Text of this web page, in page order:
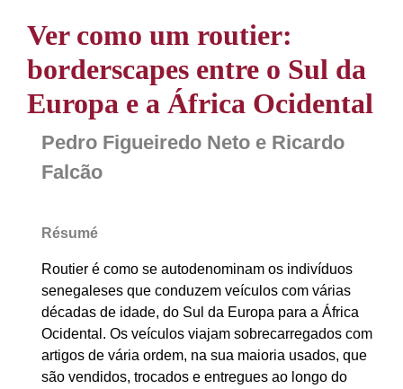
Ver como um routier:
borderscapes entre o Sul da
Europa e a África Ocidental
Pedro Figueiredo Neto e Ricardo
Falcão
Résumé
Routier é como se autodenominam os indivíduos
senegaleses que conduzem veículos com várias
décadas de idade, do Sul da Europa para a África
Ocidental. Os veículos viajam sobrecarregados com
artigos de vária ordem, na sua maioria usados, que
são vendidos, trocados e entregues ao longo do